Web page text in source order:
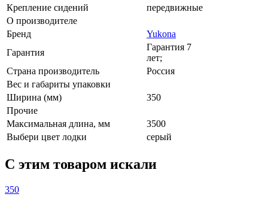
Крепление сидений
передвижные
О производителе
Бренд
Yukona
Гарантия
Гарантия 7
лет;
Страна производитель
Россия
Вес и габариты упаковки
Ширина (мм)
350
Прочие
Максимальная длина, мм
3500
Выбери цвет лодки
серый
C этим товаром искали
350